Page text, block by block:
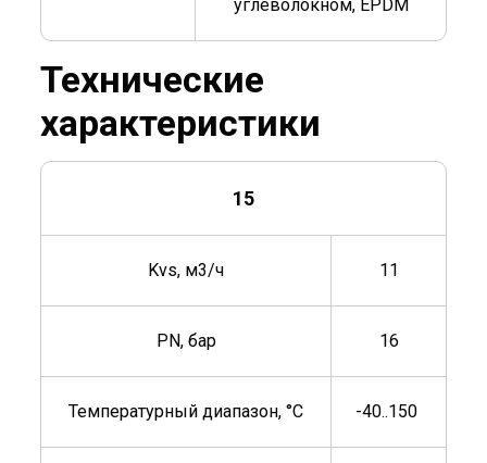
углеволокном, EPDM
Технические
характеристики
15
Kvs, м3/ч 11
PN, бар 16
Температурный диапазон, °C -40..150